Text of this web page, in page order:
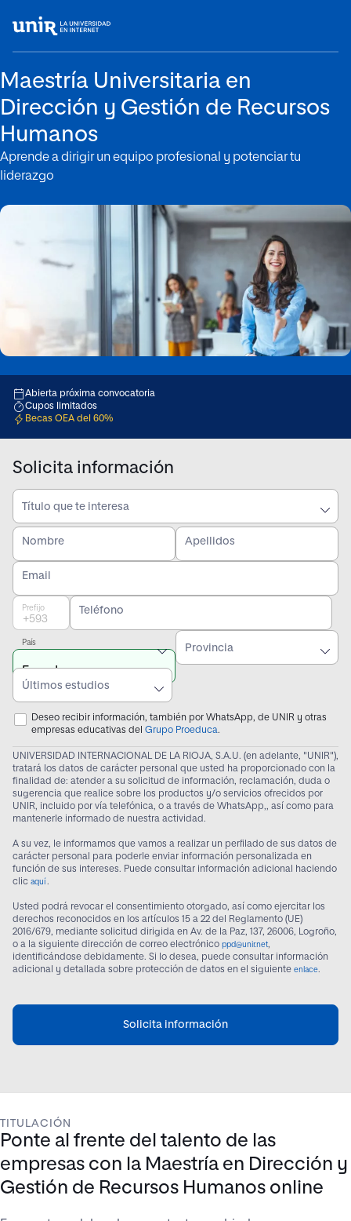
Maestría Universitaria en
Dirección y Gestión de Recursos
Humanos
Aprende a dirigir un equipo profesional y potenciar tu
liderazgo
Abierta próxima convocatoria
Cupos limitados
Becas OEA del 60%
Solicita información
Título que te interesa
Nombre Apellidos
Email
Prefijo Teléfono
País
Provincia
Últimos estudios
Deseo recibir información, también por WhatsApp, de UNIR y otras
empresas educativas del Grupo Proeduca.
UNIVERSIDAD INTERNACIONAL DE LA RIOJA, S.A.U. (en adelante, "UNIR"),
tratará los datos de carácter personal que usted ha proporcionado con la
finalidad de: atender a su solicitud de información, reclamación, duda o
sugerencia que realice sobre los productos y/o servicios ofrecidos por
UNIR, incluido por vía telefónica, o a través de WhatsApp,, así como para
mantenerle informado de nuestra actividad.
A su vez, le informamos que vamos a realizar un perfilado de sus datos de
carácter personal para poderle enviar información personalizada en
función de sus intereses. Puede consultar información adicional haciendo
clic aquí .
Usted podrá revocar el consentimiento otorgado, así como ejercitar los
derechos reconocidos en los artículos 15 a 22 del Reglamento (UE)
2016/679, mediante solicitud dirigida en Av. de la Paz, 137, 26006, Logroño,
o a la siguiente dirección de correo electrónico ppd@unir.net,
identificándose debidamente. Si lo desea, puede consultar información
adicional y detallada sobre protección de datos en el siguiente enlace.
Solicita información
TITULACIÓN
Ponte al frente del talento de las
empresas con la Maestría en Dirección y
Gestión de Recursos Humanos online